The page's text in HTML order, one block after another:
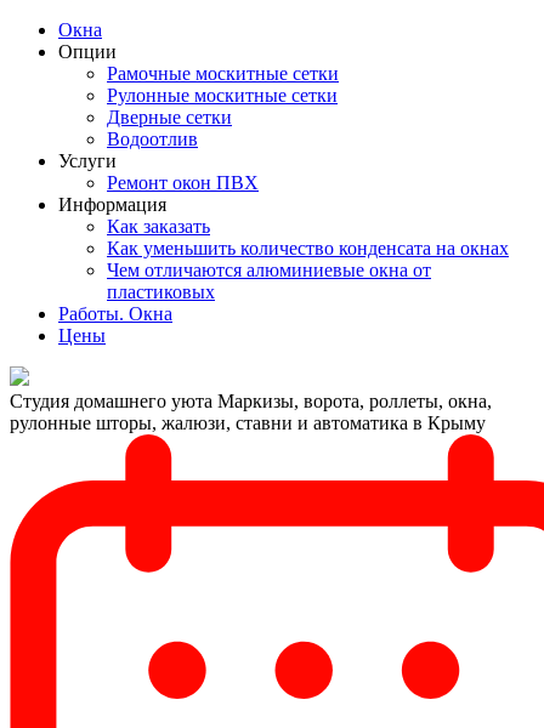
Окна
Опции
Рамочные москитные сетки
Рулонные москитные сетки
Дверные сетки
Водоотлив
Услуги
Ремонт окон ПВХ
Информация
Как заказать
Как уменьшить количество конденсата на окнах
Чем отличаются алюминиевые окна от
пластиковых
Работы. Окна
Цены
Студия домашнего уюта Маркизы, ворота, роллеты, окна,
рулонные шторы, жалюзи, ставни и автоматика в Крыму